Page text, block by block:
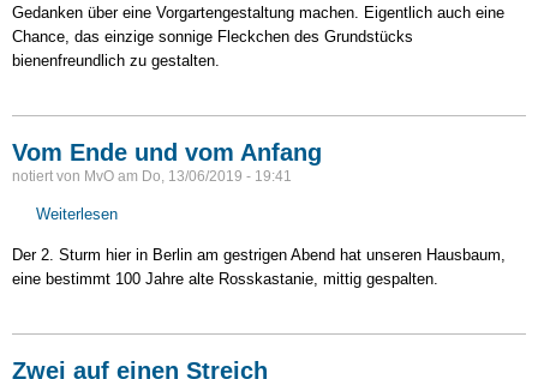
Gedanken über eine Vorgartengestaltung machen. Eigentlich auch eine
Chance, das einzige sonnige Fleckchen des Grundstücks
bienenfreundlich zu gestalten.
Vom Ende und vom Anfang
notiert von MvO am Do, 13/06/2019 - 19:41
Weiterlesen
Ende
und
Anfang
Der 2. Sturm hier in Berlin am gestrigen Abend hat unseren Hausbaum,
eine bestimmt 100 Jahre alte Rosskastanie, mittig gespalten.
Zwei auf einen Streich